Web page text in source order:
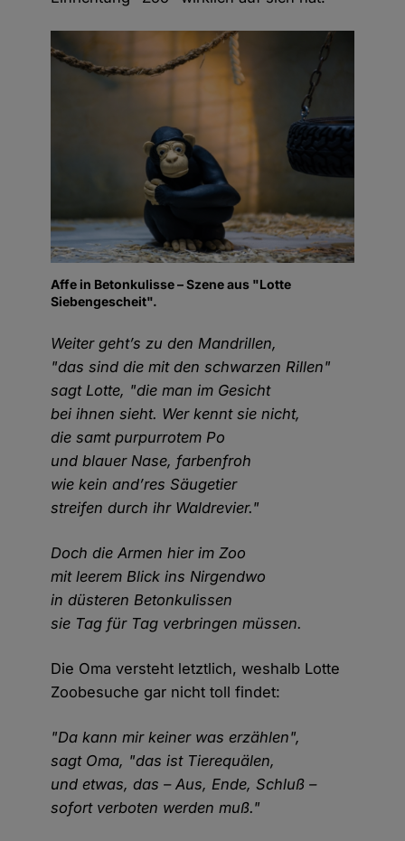
Affe in Betonkulisse – Szene aus "Lotte
Siebengescheit".
Weiter geht’s zu den Mandrillen,
"das sind die mit den schwarzen Rillen"
sagt Lotte, "die man im Gesicht
bei ihnen sieht. Wer kennt sie nicht,
die samt purpurrotem Po
und blauer Nase, farbenfroh
wie kein and’res Säugetier
streifen durch ihr Waldrevier."
Doch die Armen hier im Zoo
mit leerem Blick ins Nirgendwo
in düsteren Betonkulissen
sie Tag für Tag verbringen müssen.
Die Oma versteht letztlich, weshalb Lotte
Zoobesuche gar nicht toll findet:
"Da kann mir keiner was erzählen",
sagt Oma, "das ist Tierequälen,
und etwas, das – Aus, Ende, Schluß –
sofort verboten werden muß."